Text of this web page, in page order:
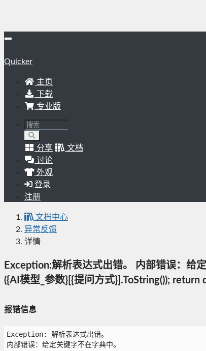
Quicker
主页
下载
专业版
分享
文档
讨论
外观
登录
注册
文档中心
异常反馈
详情
Exception:解析表达式出错。 内部错误：给
({AI模型_参数}[{提问方式}].ToString()); return
报错信息
Exception: 解析表达式出错。
内部错误：给定关键字不在字典中。